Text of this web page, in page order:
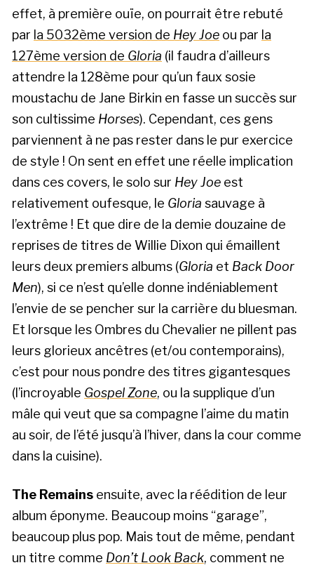
effet, à première ouïe, on pourrait être rebuté
par la 5032ème version de Hey Joe ou par la
127ème version de Gloria (il faudra d’ailleurs
attendre la 128ème pour qu’un faux sosie
moustachu de Jane Birkin en fasse un succès sur
son cultissime Horses). Cependant, ces gens
parviennent à ne pas rester dans le pur exercice
de style ! On sent en effet une réelle implication
dans ces covers, le solo sur Hey Joe est
relativement oufesque, le Gloria sauvage à
l’extrême ! Et que dire de la demie douzaine de
reprises de titres de Willie Dixon qui émaillent
leurs deux premiers albums (Gloria et Back Door
Men), si ce n’est qu’elle donne indéniablement
l’envie de se pencher sur la carrière du bluesman.
Et lorsque les Ombres du Chevalier ne pillent pas
leurs glorieux ancêtres (et/ou contemporains),
c’est pour nous pondre des titres gigantesques
(l’incroyable Gospel Zone, ou la supplique d’un
mâle qui veut que sa compagne l’aime du matin
au soir, de l’été jusqu’à l’hiver, dans la cour comme
dans la cuisine).
The Remains ensuite, avec la réédition de leur
album éponyme. Beaucoup moins “garage”,
beaucoup plus pop. Mais tout de même, pendant
un titre comme Don’t Look Back, comment ne